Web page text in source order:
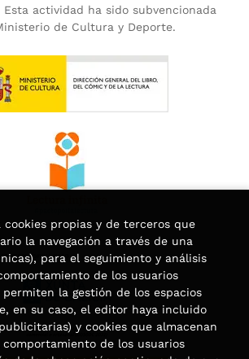
actividad ha sido subvencionada
de Cultura y Deporte.
propias y de terceros que
la navegación a través de una
para el seguimiento y análisis
de los usuarios
la gestión de los espacios
en su caso, el editor haya incluido
y cookies que almacenan
de los usuarios